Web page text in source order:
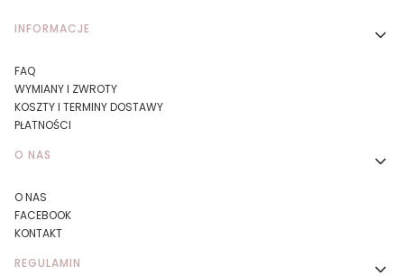
Linki w stopce
INFORMACJE
FAQ
WYMIANY I ZWROTY
KOSZTY I TERMINY DOSTAWY
PŁATNOŚCI
O NAS
O NAS
FACEBOOK
KONTAKT
REGULAMIN